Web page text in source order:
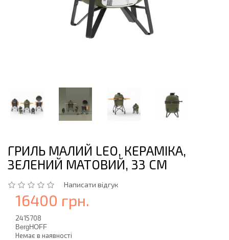
ГРИЛЬ МАЛИЙ LEO, КЕРАМІКА,
ЗЕЛЕНИЙ МАТОВИЙ, 33 СМ
Написати відгук
16400 грн.
2415708
BergHOFF
Немає в наявності